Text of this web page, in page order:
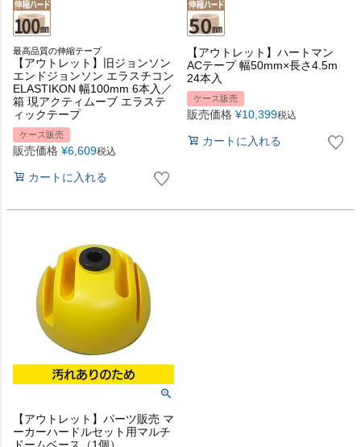
最高品質の伸縮テープ
【アウトレット】旧ジョンソン
エンドジョンソン エラスチコン
ELASTIKON 幅100mm 6本入／
箱 現アクティムーブ エラステ
ィックテープ
ケース販売
販売価格 ¥6,609税込
カートに入れる
【アウトレット】ハートマン
ACテープ 幅50mm×長さ4.5m
24本入
ケース販売
販売価格 ¥10,399税込
カートに入れる
【アウトレット】パーツ販売 マ
ーカーハードルセット用マルチ